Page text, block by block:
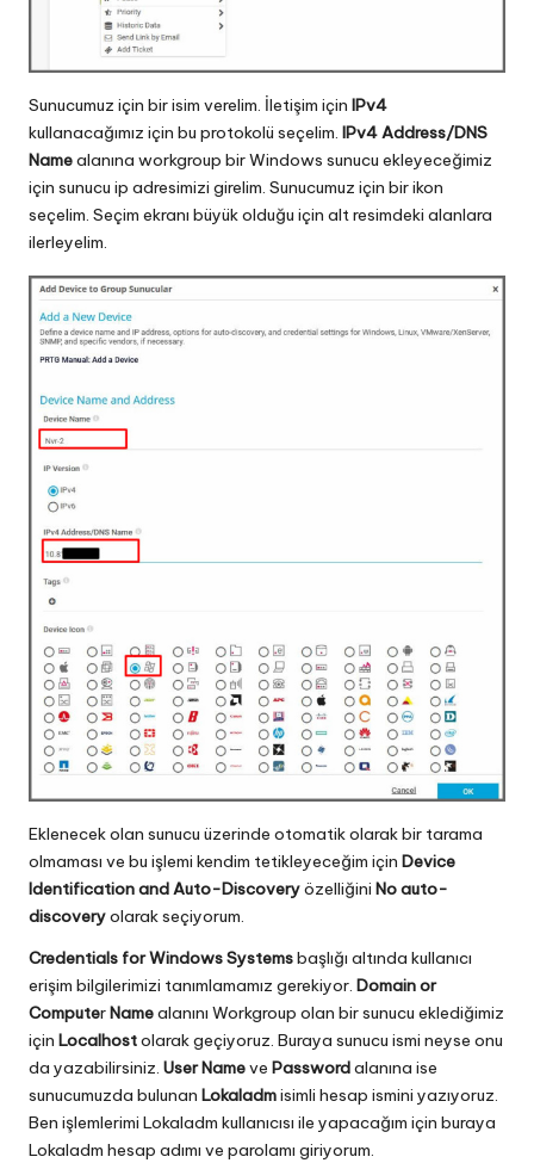
Sunucumuz için bir isim verelim. İletişim için IPv4
kullanacağımız için bu protokolü seçelim. IPv4 Address/DNS
Namealanına workgroup bir Windows sunucu ekleyeceğimiz
için sunucu ip adresimizi girelim. Sunucumuz için bir ikon
seçelim. Seçim ekranı büyük olduğu için alt resimdeki alanlara
ilerleyelim.
Eklenecek olan sunucu üzerinde otomatik olarak bir tarama
olmaması ve bu işlemi kendim tetikleyeceğim için Device
Identification and Auto-Discoveryözelliğini No auto-
discoveryolarak seçiyorum.
Credentials for Windows Systemsbaşlığı altında kullanıcı
erişim bilgilerimizi tanımlamamız gerekiyor. Domain or
ComputerNamealanını Workgroup olan bir sunucu eklediğimiz
için Localhostolarak geçiyoruz. Buraya sunucu ismi neyse onu
da yazabilirsiniz. User Nameve Passwordalanına ise
sunucumuzda bulunan Lokaladmisimli hesap ismini yazıyoruz.
Ben işlemlerimi Lokaladm kullanıcısı ile yapacağım için buraya
Lokaladm hesap adımı ve parolamı giriyorum.